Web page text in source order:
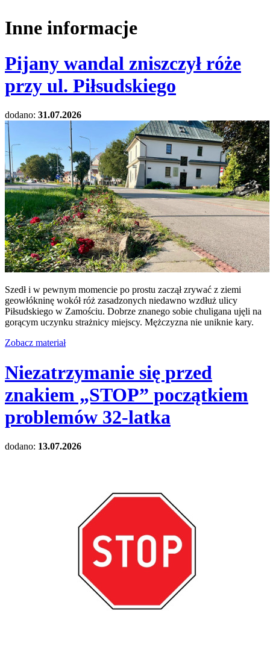
Inne informacje
Pijany wandal zniszczył róże
przy ul. Piłsudskiego
dodano: 31.07.2026
Szedł i w pewnym momencie po prostu zaczął zrywać z ziemi
geowłókninę wokół róż zasadzonych niedawno wzdłuż ulicy
Piłsudskiego w Zamościu. Dobrze znanego sobie chuligana ujęli na
gorącym uczynku strażnicy miejscy. Mężczyzna nie uniknie kary.
Zobacz materiał
Niezatrzymanie się przed
znakiem „STOP” początkiem
problemów 32-latka
dodano: 13.07.2026